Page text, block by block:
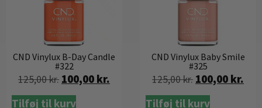
CND Vinylux B-Day Candle
#322
125,00kr. 100,00 kr.
Tilføj til kurv
CND Vinylux Baby Smile
#325
125,00kr. 100,00 kr.
Tilføj til kurv